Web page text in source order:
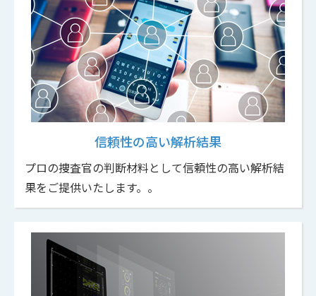
信頼性の高い解析結果
プロの捜査官の判断材料として信頼性の高い解析結
果をご提供いたします。。